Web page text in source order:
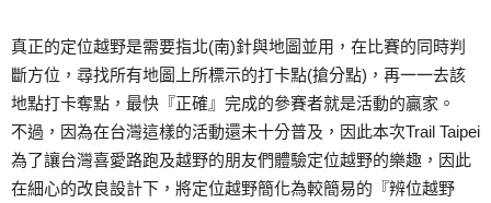
真正的定位越野是需要指北(南)針與地圖並用，在比賽的同時判
斷方位，尋找所有地圖上所標示的打卡點(搶分點)，再一一去該
地點打卡奪點，最快『正確』完成的參賽者就是活動的贏家。
不過，因為在台灣這樣的活動還未十分普及，因此本次Trail Taipei
為了讓台灣喜愛路跑及越野的朋友們體驗定位越野的樂趣，因此
在細心的改良設計下，將定位越野簡化為較簡易的『辨位越野